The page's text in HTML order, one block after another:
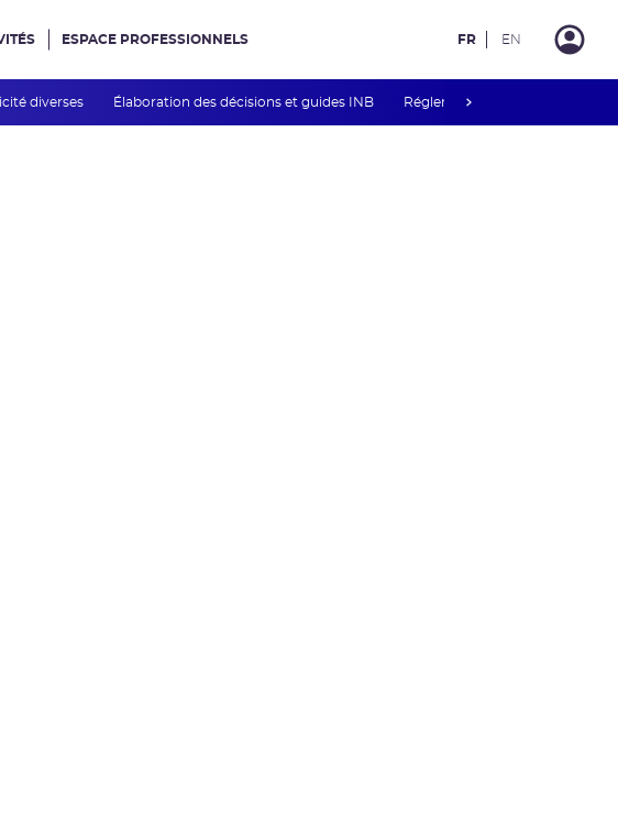
diverses Élaboration des décisions et guides INB Réglementation associée
ESPACE PROFESSIONNELS FR EN